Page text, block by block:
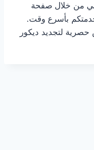
من خلال صفحة
بأسرع وقت.
لتجديد ديكور